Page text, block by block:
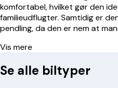
komfortabel, hvilket gør den
familieudflugter. Samtidig er
pendling, da den er nem at
Vis mere
Se alle biltyper